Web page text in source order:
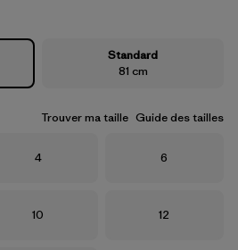
Standard
81 cm
Trouver ma taille Guide des tailles
Taille
4 Taille
6
Taille
10 Taille
12